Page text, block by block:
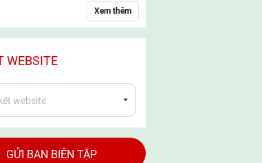
Xem thêm
WEBSITE
GỬI BAN BIÊN TẬP